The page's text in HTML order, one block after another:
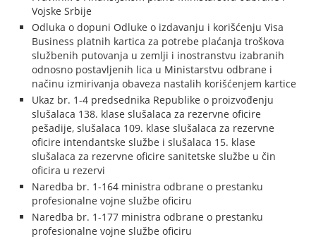
Vojske Srbije
Odluka o dopuni Odluke o izdavanju i korišćenju Visa
Business platnih kartica za potrebe plaćanja troškova
službenih putovanja u zemlji i inostranstvu izabranih
odnosno postavljenih lica u Ministarstvu odbrane i
načinu izmirivanja obaveza nastalih korišćenjem kartice
Ukaz br. 1-4 predsednika Republike o proizvođenju
slušalaca 138. klase slušalaca za rezervne oficire
pešadije, slušalaca 109. klase slušalaca za rezervne
oficire intendantske službe i slušalaca 15. klase
slušalaca za rezervne oficire sanitetske službe u čin
oficira u rezervi
Naredba br. 1-164 ministra odbrane o prestanku
profesionalne vojne službe oficiru
Naredba br. 1-177 ministra odbrane o prestanku
profesionalne vojne službe oficiru